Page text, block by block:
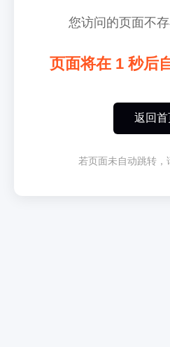
您访问的页面不
页面将在 1 秒后
返回首
若页面未自动跳转，